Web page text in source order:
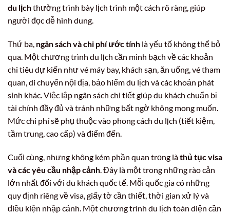
du lịchthường trình bày lịch trình một cách rõ ràng, giúp
người đọc dễ hình dung.
Thứ ba, ngân sách và chi phí ước tính là yếu tố không thể bỏ
qua. Một chương trình du lịch cần minh bạch về các khoản
chi tiêu dự kiến như vé máy bay, khách sạn, ăn uống, vé tham
quan, di chuyển nội địa, bảo hiểm du lịch và các khoản phát
sinh khác. Việc lập ngân sách chi tiết giúp du khách chuẩn bị
tài chính đầy đủ và tránh những bất ngờ không mong muốn.
Mức chi phí sẽ phụ thuộc vào phong cách du lịch (tiết kiệm,
tầm trung, cao cấp) và điểm đến.
Cuối cùng, nhưng không kém phần quan trọng làthủ tục visa
và các yêu cầu nhập cảnh . Đây là một trong những rào cản
lớn nhất đối với du khách quốc tế. Mỗi quốc gia có những
quy định riêng về visa, giấy tờ cần thiết, thời gian xử lý và
điều kiện nhập cảnh. Một chương trình du lịch toàn diện cần